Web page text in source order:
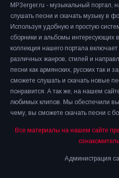
MP3erger.ru - музыкальный портал,
слушать песни и скачать музыку в
Используя удобную и простую
сборники и альбомы интересующих
коллекция нашего портала
различных жанров, стилей и
песни как армянских, русских так и
сможете слушать и скачать новые
понравится. А так же, на нашем
любимых клипов. Мы обеспечили
чему, вы сможете скачать песни с
Все материалы на нашем сайте
Администрация